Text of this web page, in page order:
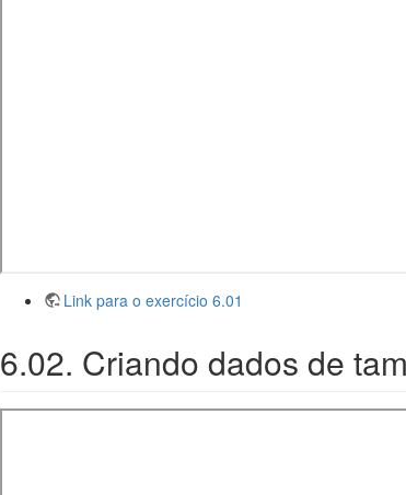
Link para o exercício 6.01
6.02. Criando dados de